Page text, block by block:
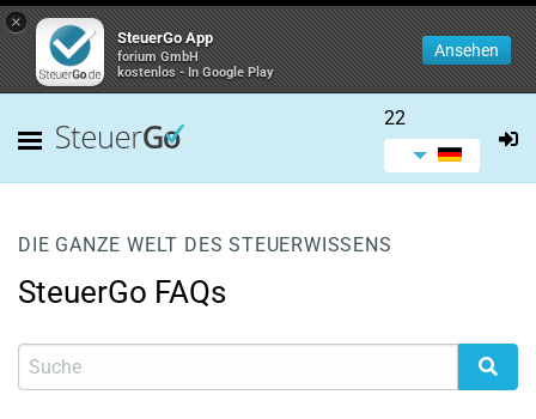
×
SteuerGo App
forium GmbH
kostenlos - In Google Play
Ansehen
22
DIE GANZE WELT DES STEUERWISSENS
SteuerGo FAQs